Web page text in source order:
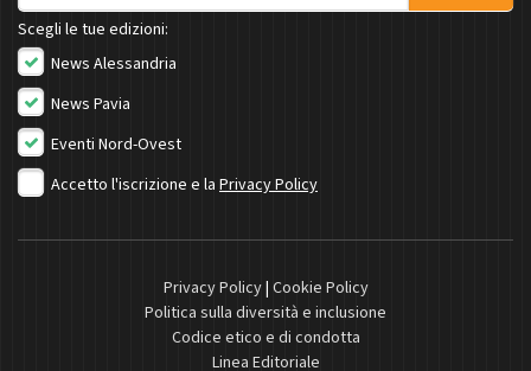
Scegli le tue edizioni:
News Alessandria
News Pavia
Eventi Nord-Ovest
Accetto l'iscrizione e la Privacy Policy
Privacy Policy| Cookie Policy
Politica sulla diversità e inclusione
Codice etico e di condotta
Linea Editoriale